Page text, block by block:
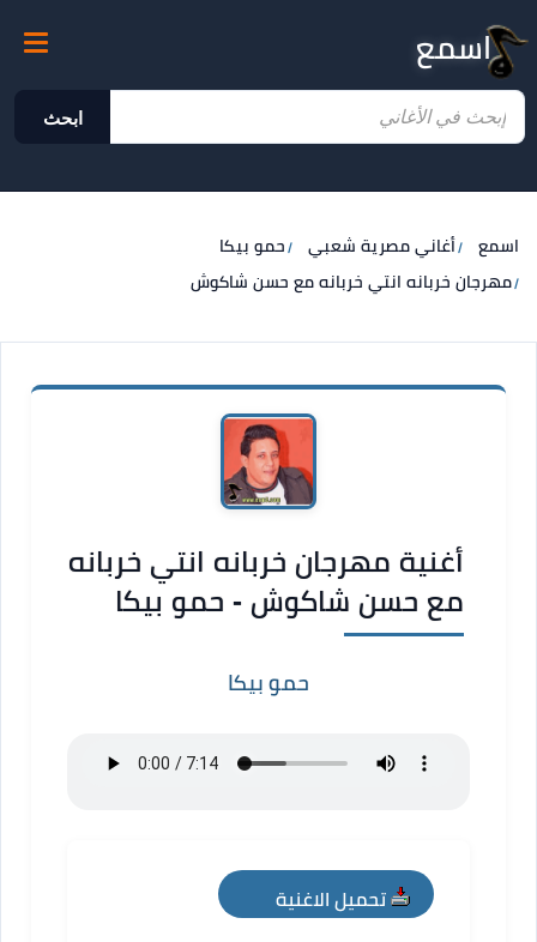
اسمع
ابحث
اسمع أغاني مصرية شعبي
حمو بيكا
مهرجان خربانه انتي خربانه مع حسن شاكوش
أغنية مهرجان خربانه انتي خربانه
مع حسن شاكوش - حمو بيكا
حمو بيكا
تحميل الاغنية